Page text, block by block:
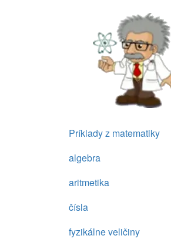
Príklady z matematiky
algebra
aritmetika
čísla
fyzikálne veličiny